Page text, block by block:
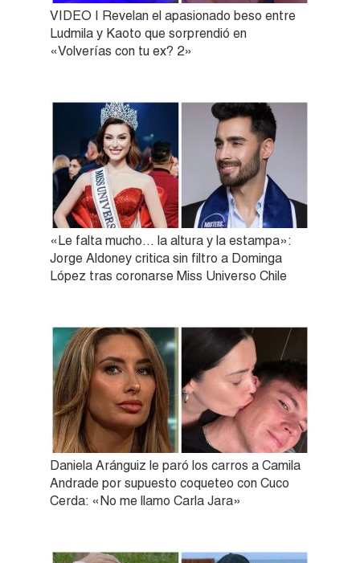
VIDEO | Revelan el apasionado beso entre
Ludmila y Kaoto que sorprendió en
«Volverías con tu ex? 2»
«Le falta mucho… la altura y la estampa»:
Jorge Aldoney critica sin filtro a Dominga
López tras coronarse Miss Universo Chile
Daniela Aránguiz le paró los carros a Camila
Andrade por supuesto coqueteo con Cuco
Cerda: «No me llamo Carla Jara»